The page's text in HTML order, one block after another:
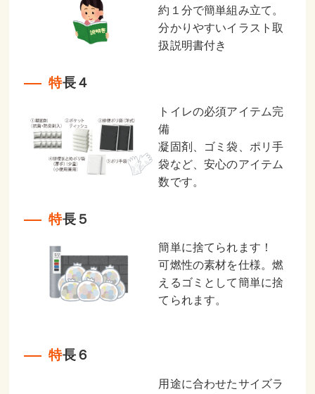
約１分で簡単組み立て。
分かりやすいイラスト取
扱説明書付き
特長４
トイレの必須アイテム完
備
凝固剤、ゴミ袋、ポリ手
袋など、安心のアイテム
数です。
特長５
簡単に捨てられます！
可燃性の素材を仕様。燃
えるゴミとして簡単に捨
てられます。
特長６
用途に合わせたサイズラ